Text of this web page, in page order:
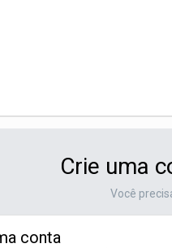
Crie uma
Você
conta